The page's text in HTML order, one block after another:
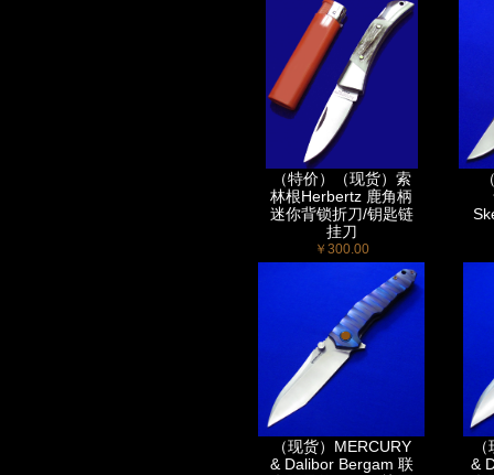
（特价）（现货）索
林根Herbertz 鹿角柄
迷你背锁折刀/钥匙链
挂刀
￥300.00
（现货）MERCURY
& Dalibor Bergam 联
&